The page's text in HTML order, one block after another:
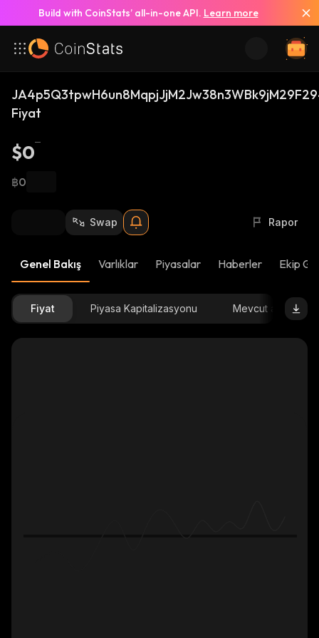
Build with CoinStats’ all-in-one API. Learn more
Fiyat
$0
฿0
Swap Rapor
Genel Bakış Varlıklar Piyasalar Haberler Ekip
Fiyat Piyasa Kapitalizasyonu Mevcut arz